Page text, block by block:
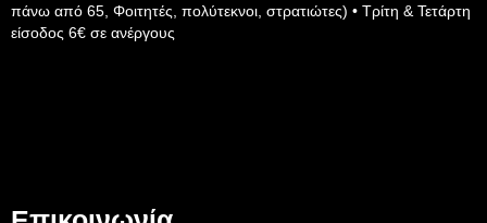
πάνω από 65, Φοιτητές, πολύτεκνοι, στρατιώτες) • Τρίτη & Τετάρτη
είσοδος 6€ σε ανέργους